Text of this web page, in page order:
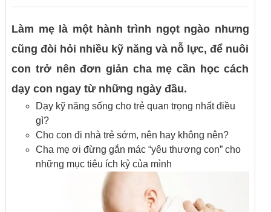
Làm mẹ là một hành trình ngọt ngào nhưng
cũng đòi hỏi nhiều kỹ năng và nỗ lực, để nuôi
con trở nên đơn giản cha mẹ cần học cách
dạy con ngay từ những ngày đầu.
Dạy kỹ năng sống cho trẻ quan trọng nhất điều
gì?
Cho con đi nhà trẻ sớm, nên hay không nên?
Cha mẹ ơi đừng gắn mác “yêu thương con” cho
những mục tiêu ích kỷ của mình